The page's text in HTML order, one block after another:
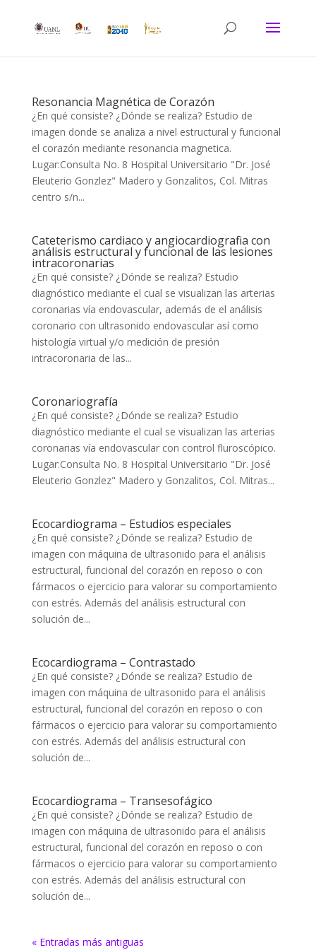
Resonancia Magnética de Corazón
¿En qué consiste? ¿Dónde se realiza? Estudio de
imagen donde se analiza a nivel estructural y funcional
el corazón mediante resonancia magnetica.
Lugar:Consulta No. 8 Hospital Universitario "Dr. José
Eleuterio Gonzlez" Madero y Gonzalitos, Col. Mitras
centro s/n...
Cateterismo cardiaco y angiocardiografia con
análisis estructural y funcional de las lesiones
intracoronarias
¿En qué consiste? ¿Dónde se realiza? Estudio
diagnóstico mediante el cual se visualizan las arterias
coronarias vía endovascular, además de el análisis
coronario con ultrasonido endovascular así como
histología virtual y/o medición de presión
intracoronaria de las...
Coronariografía
¿En qué consiste? ¿Dónde se realiza? Estudio
diagnóstico mediante el cual se visualizan las arterias
coronarias vía endovascular con control fluroscópico.
Lugar:Consulta No. 8 Hospital Universitario "Dr. José
Eleuterio Gonzlez" Madero y Gonzalitos, Col. Mitras...
Ecocardiograma – Estudios especiales
¿En qué consiste? ¿Dónde se realiza? Estudio de
imagen con máquina de ultrasonido para el análisis
estructural, funcional del corazón en reposo o con
fármacos o ejercicio para valorar su comportamiento
con estrés. Además del análisis estructural con
solución de...
Ecocardiograma – Contrastado
¿En qué consiste? ¿Dónde se realiza? Estudio de
imagen con máquina de ultrasonido para el análisis
estructural, funcional del corazón en reposo o con
fármacos o ejercicio para valorar su comportamiento
con estrés. Además del análisis estructural con
solución de...
Ecocardiograma – Transesofágico
¿En qué consiste? ¿Dónde se realiza? Estudio de
imagen con máquina de ultrasonido para el análisis
estructural, funcional del corazón en reposo o con
fármacos o ejercicio para valorar su comportamiento
con estrés. Además del análisis estructural con
solución de...
« Entradas más antiguas